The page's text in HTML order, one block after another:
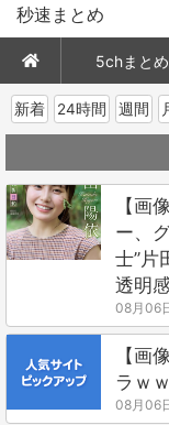
秒速まとめ
5chまとめ
新着 24時間 週間
【画
ー、
士”片
透明
08月06
【画
ラｗ
08月06